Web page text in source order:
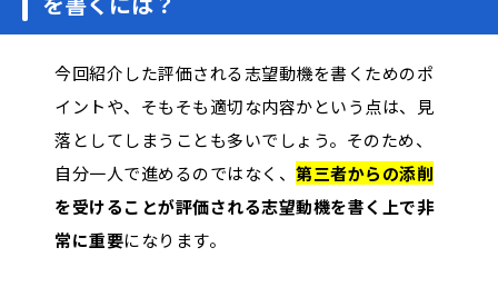
今回紹介した評価される志望動機を書くためのポ
イントや、そもそも適切な内容かという点は、見
落としてしまうことも多いでしょう。そのため、
自分一人で進めるのではなく、 第三者からの添削
を受けることが評価される志望動機を書く上で非
常に重要になります。